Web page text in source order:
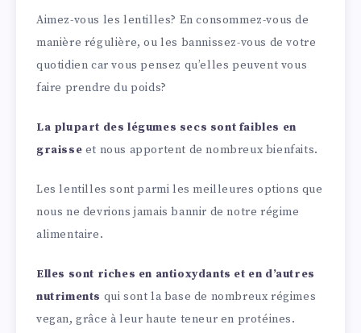
Aimez-vous les lentilles? En consommez-vous de
manière régulière, ou les bannissez-vous de votre
quotidien car vous pensez qu’elles peuvent vous
faire prendre du poids?
La plupart des légumes secs sont faibles en
graisse et nous apportent de nombreux bienfaits.
Les lentilles sont parmi les meilleures options que
nous ne devrions jamais bannir de notre régime
alimentaire.
Elles sont riches en antioxydants et en d’autres
nutriments qui sont la base de nombreux régimes
vegan, grâce à leur haute teneur en protéines.